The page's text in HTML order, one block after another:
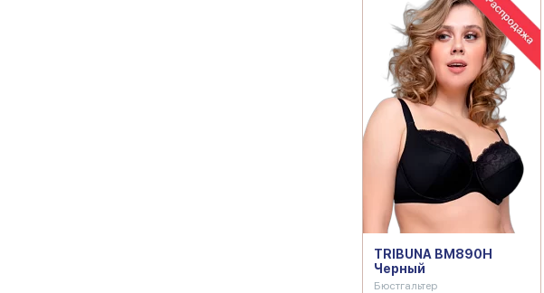
TRIBUNA BM890H
Черный
Бюстгальтер